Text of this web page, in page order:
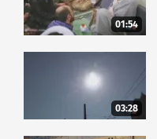
01:54
03:28